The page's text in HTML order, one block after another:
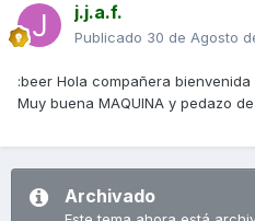
j.j.a.f.
Publicado 30 de Agosto
:beer Hola compañera
Muy buena MAQUINA y pedazo de
Archivado